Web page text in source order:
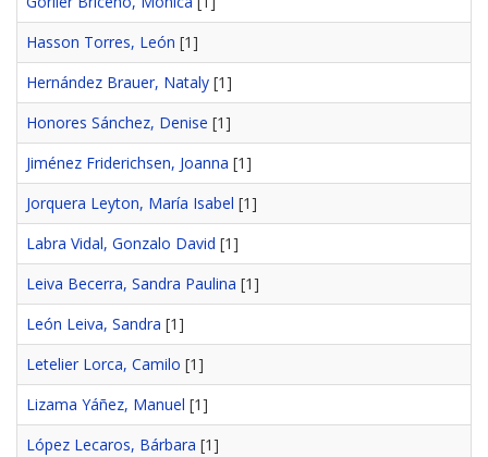
Hasson Torres, León [1]
Hernández Brauer, Nataly [1]
Honores Sánchez, Denise [1]
Jiménez Friderichsen, Joanna [1]
Jorquera Leyton, María Isabel [1]
Labra Vidal, Gonzalo David [1]
Leiva Becerra, Sandra Paulina [1]
León Leiva, Sandra [1]
Letelier Lorca, Camilo [1]
Lizama Yáñez, Manuel [1]
López Lecaros, Bárbara [1]